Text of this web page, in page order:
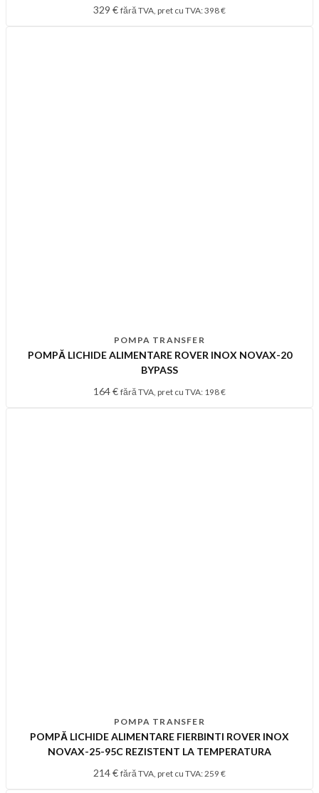
329 € fără TVA, pret cu TVA: 398€
POMPA TRANSFER
POMPĂ LICHIDE ALIMENTARE ROVER INOX NOVAX-20
BYPASS
164€ fără TVA, pret cu TVA: 198€
POMPA TRANSFER
POMPĂ LICHIDE ALIMENTARE FIERBINTI ROVER INOX
NOVAX-25-95C REZISTENT LA TEMPERATURA
214€ fără TVA, pret cu TVA: 259 €